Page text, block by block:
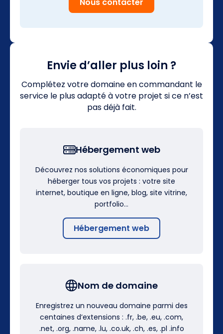
Envie d’aller plus loin ?
Complétez votre domaine en commandant le
service le plus adapté à votre projet si ce n’est
pas déjà fait.
Hébergement web
Découvrez nos solutions économiques pour
héberger tous vos projets : votre site
internet, boutique en ligne, blog, site vitrine,
portfolio…
Hébergement web
Nom de domaine
Enregistrez un nouveau domaine parmi des
centaines d’extensions : .fr, .be, .eu, .com,
.net, .org, .name, .lu, .co.uk, .ch, .es, .pl .info